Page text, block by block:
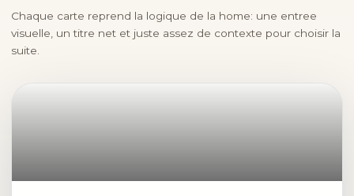
Chaque carte reprend la logique de la home: une entree
visuelle, un titre net et juste assez de contexte pour choisir la
suite.